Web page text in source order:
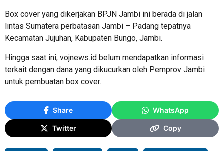
Box cover yang dikerjakan BPJN Jambi ini berada di jalan
lintas Sumatera perbatasan Jambi – Padang tepatnya
Kecamatan Jujuhan, Kabupaten Bungo, Jambi.
Hingga saat ini, vojnews.id belum mendapatkan informasi
terkait dengan dana yang dikucurkan oleh Pemprov Jambi
untuk pembuatan box cover.
Share WhatsApp
Twitter Copy